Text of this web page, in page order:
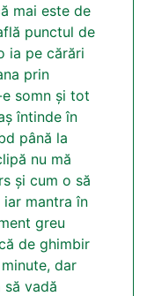
mai este de
punctul de
ia pe cărări
prin
somn și tot
întinde în
până la
nu mă
și cum o să
mantra în
greu
de ghimbir
dar
să vadă